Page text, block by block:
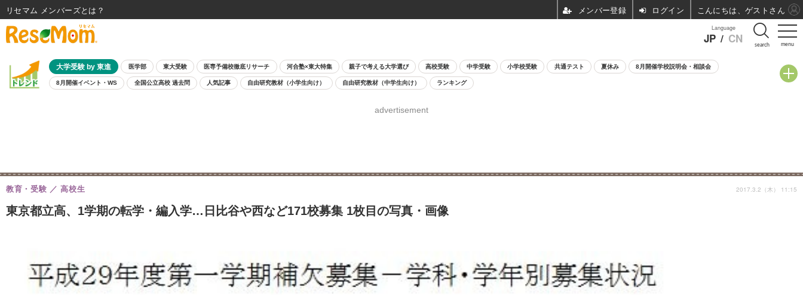
menu
Language
JP / CN search
大学受験 by 東進 医学部 東大受験 医専予備校徹底リサーチ 河合塾×東大特集 親子で考える大学選び 高校受験 中学受験 小学校受験 共通テスト 夏休み 8月開催学校説明会・相談会
8月開催イベント・WS 全国公立高校 過去問 人気記事 自由研究教材（小学生向け） 自由研究教材（中学生向け） ランキング
advertisement
東京都立高、1学期の転学・編入学…日比谷や西など171校募集 1枚目の写真・画像
教育・受験 高校生 2017.3.2（木） 11:15
リセマム メンバーズ ログイン こんにちは、ゲストさん